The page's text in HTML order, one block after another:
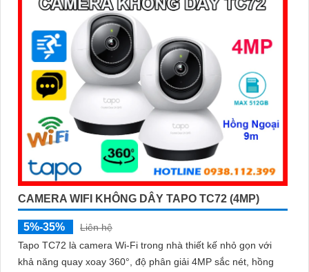
mà còn chủ động bảo vệ an toàn cho ngôi nhà bạn
CAMERA WIFI KHÔNG DÂY TAPO TC72 (4MP)
5%-35%
Liên hệ
Tapo TC72 là camera Wi-Fi trong nhà thiết kế nhỏ gọn với
khả năng quay xoay 360°, độ phân giải 4MP sắc nét, hồng